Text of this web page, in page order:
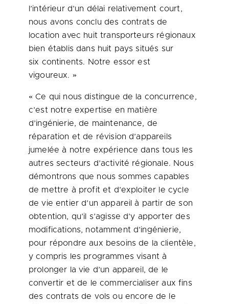
l’intérieur d’un délai relativement court,
nous avons conclu des contrats de
location avec huit transporteurs régionaux
bien établis dans huit pays situés sur
six continents. Notre essor est
vigoureux. »
« Ce qui nous distingue de la concurrence,
c’est notre expertise en matière
d’ingénierie, de maintenance, de
réparation et de révision d’appareils
jumelée à notre expérience dans tous les
autres secteurs d’activité régionale. Nous
démontrons que nous sommes capables
de mettre à profit et d’exploiter le cycle
de vie entier d’un appareil à partir de son
obtention, qu’il s’agisse d’y apporter des
modifications, notamment d’ingénierie,
pour répondre aux besoins de la clientèle,
y compris les programmes visant à
prolonger la vie d’un appareil, de le
convertir et de le commercialiser aux fins
des contrats de vols ou encore de le